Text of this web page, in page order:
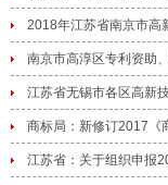
2018年江苏省南京市高
南京市高淳区专利资助
江苏省无锡市各区高新
商标局：新修订2017《
江苏省：关于组织申报